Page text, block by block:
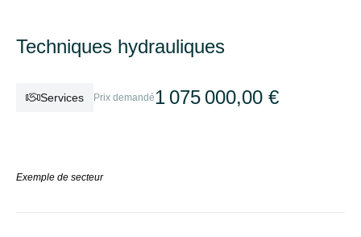
Techniques hydrauliques
Services Prix demandé1 075 000,00 €
Exemple de secteur